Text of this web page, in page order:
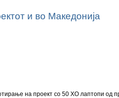
и во Македонијa
на проект со 50 XO лаптопи од